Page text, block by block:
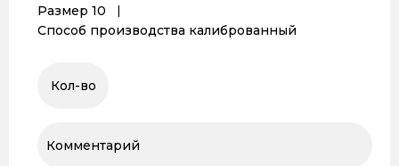
Размер 10
Способ производства калиброванный